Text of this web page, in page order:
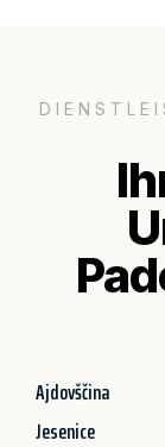
Ajdovščina
Jesenice